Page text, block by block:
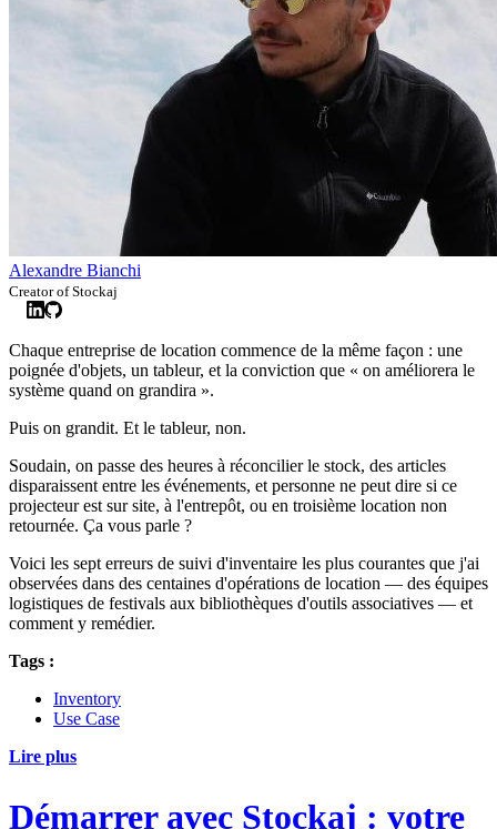
Alexandre Bianchi
Creator of Stockaj
Chaque entreprise de location commence de la même façon : une
poignée d'objets, un tableur, et la conviction que « on améliorera le
système quand on grandira ».
Puis on grandit. Et le tableur, non.
Soudain, on passe des heures à réconcilier le stock, des articles
disparaissent entre les événements, et personne ne peut dire si ce
projecteur est sur site, à l'entrepôt, ou en troisième location non
retournée. Ça vous parle ?
Voici les sept erreurs de suivi d'inventaire les plus courantes que j'ai
observées dans des centaines d'opérations de location — des équipes
logistiques de festivals aux bibliothèques d'outils associatives — et
comment y remédier.
Tags :
Inventory
Use Case
Lire plus
Démarrer avec Stockaj : votre